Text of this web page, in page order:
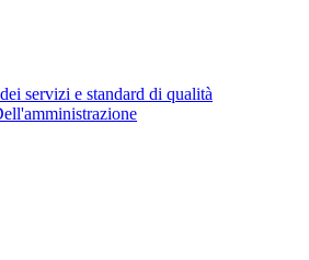
servizi e standard di qualità